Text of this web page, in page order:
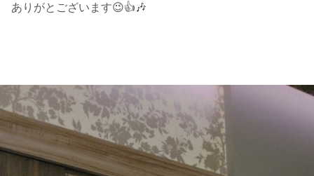
ありがとございます😉👍️🎶